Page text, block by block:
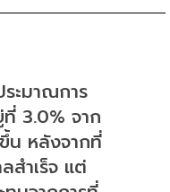
ะมาณการ
3.0% จาก
น หลังจากที่
สำเร็จ แต่